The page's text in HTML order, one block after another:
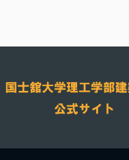
を
キ
国士舘
築学系